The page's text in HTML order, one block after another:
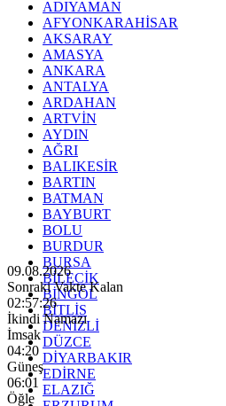
ADIYAMAN
AFYONKARAHİSAR
AKSARAY
AMASYA
ANKARA
ANTALYA
ARDAHAN
ARTVİN
AYDIN
AĞRI
BALIKESİR
BARTIN
BATMAN
BAYBURT
BOLU
BURDUR
BURSA
BİLECİK
BİNGÖL
BİTLİS
DENİZLİ
DÜZCE
DİYARBAKIR
EDİRNE
ELAZIĞ
09.08.2026
Sonraki Vakte Kalan
02:57:25
İkindi Namazı
İmsak
04:20
Güneş
06:01
Öğle